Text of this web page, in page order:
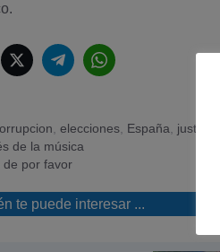
Bluesky Twitter Telegram
, elecciones, España, justicia
de la música
de por favor
te puede interesar ...